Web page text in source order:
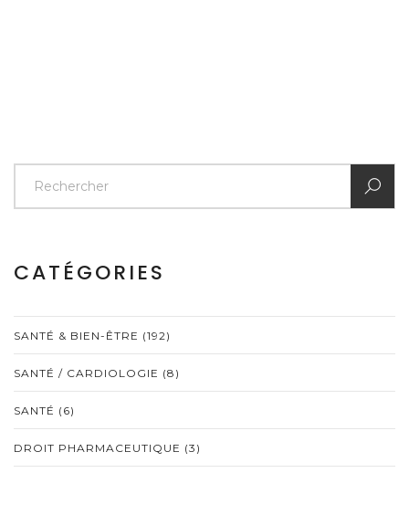
CATÉGORIES
SANTÉ & BIEN-ÊTRE (192)
SANTÉ / CARDIOLOGIE (8)
SANTÉ (6)
DROIT PHARMACEUTIQUE (3)